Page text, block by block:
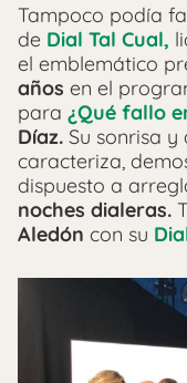
Tampoco podía
de Dial Tal Cual,
el emblemático
años en el
para ¿Qué fallo
Díaz. Su sonrisa
caracteriza,
dispuesto a
noches dialeras.
Aledón con su